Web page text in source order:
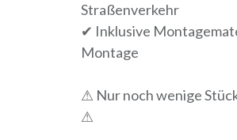
Straßenverkehr
✔ Inklusive
Montage
⚠ Nur noch wenige
⚠